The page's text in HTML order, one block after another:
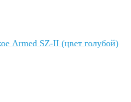
Armed SZ-II (цвет голубой)